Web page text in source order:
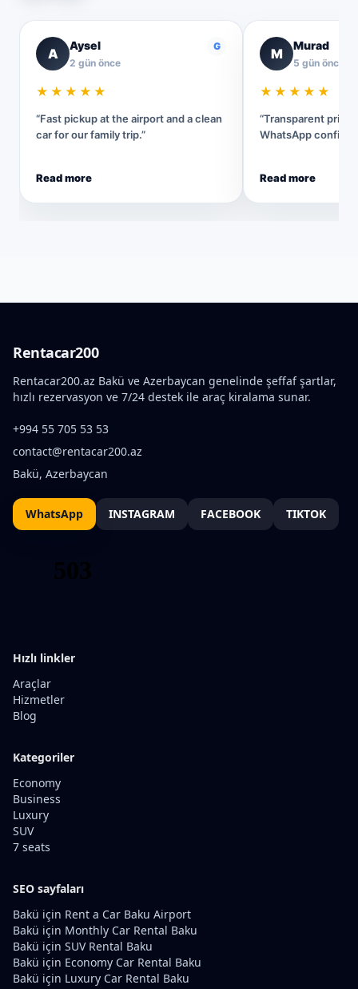
A
Aysel
2 gün önce
G
★★★★★
“Fast pickup at the airport and a clean
car for our family trip.”
Read more
M
Murad
5 gün önce
★★★★★
“Transparent
WhatsApp
Read more
Rentacar200
Rentacar200.az Bakü ve Azerbaycan genelinde şeffaf şartlar,
hızlı rezervasyon ve 7/24 destek ile araç kiralama sunar.
+994 55 705 53 53
contact@rentacar200.az
Bakü, Azerbaycan
WhatsApp INSTAGRAM FACEBOOK TIKTOK
Hızlı linkler
Araçlar
Hizmetler
Blog
Kategoriler
Economy
Business
Luxury
SUV
7 seats
SEO sayfaları
Bakü için Rent a Car Baku Airport
Bakü için Monthly Car Rental Baku
Bakü için SUV Rental Baku
Bakü için Economy Car Rental Baku
Bakü için Luxury Car Rental Baku